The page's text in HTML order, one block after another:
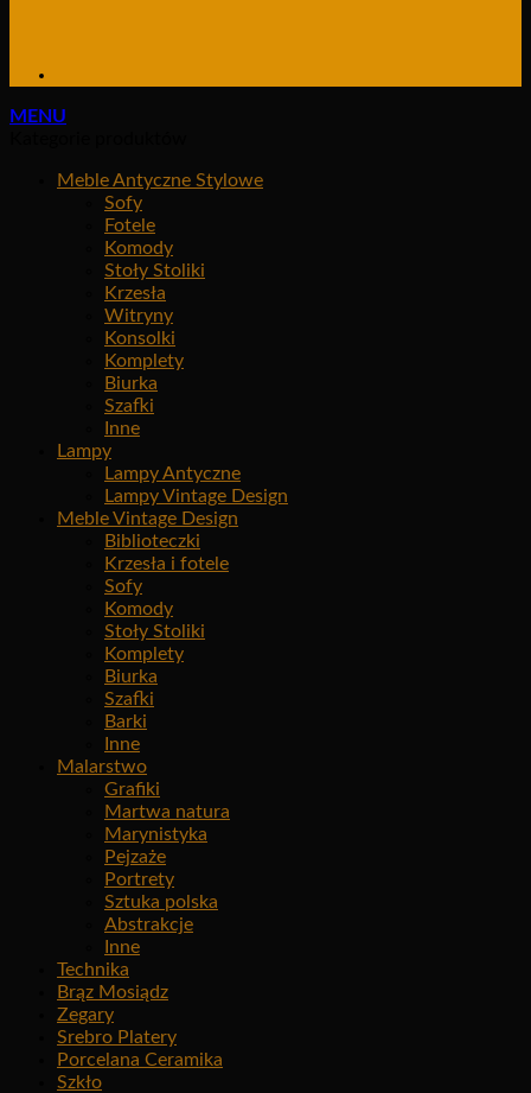
MENU
Meble Antyczne Stylowe
Sofy
Fotele
Komody
Stoły Stoliki
Krzesła
Witryny
Konsolki
Komplety
Biurka
Szafki
Inne
Lampy
Lampy Antyczne
Lampy Vintage Design
Meble Vintage Design
Biblioteczki
Krzesła i fotele
Sofy
Komody
Stoły Stoliki
Komplety
Biurka
Szafki
Barki
Inne
Malarstwo
Grafiki
Martwa natura
Marynistyka
Pejzaże
Portrety
Sztuka polska
Abstrakcje
Inne
Technika
Brąz Mosiądz
Zegary
Srebro Platery
Porcelana Ceramika
Szkło